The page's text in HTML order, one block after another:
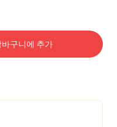
바구니에 추가